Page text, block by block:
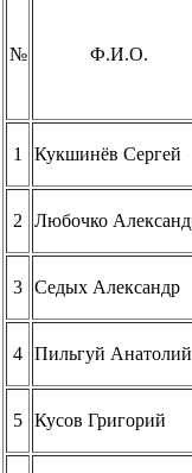
№ Ф.И.О.
1 Кукшинёв Сергей
2 Любочко
3 Седых Александр
4 Пильгуй Анатолий
5 Кусов Григорий